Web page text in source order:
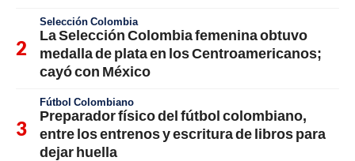
Selección Colombia
La Selección Colombia femenina obtuvo
medalla de plata en los Centroamericanos;
cayó con México
Fútbol Colombiano
Preparador físico del fútbol colombiano,
entre los entrenos y escritura de libros para
dejar huella